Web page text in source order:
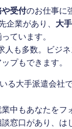
や受付のお仕事に
企業があり、 大
ています。
人も多数。ビジ
プもできます。
る大手派遣会社
中もあなたをフ
窓口があり、は